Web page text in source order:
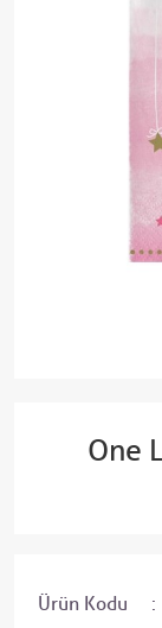
One
Ürün Kodu